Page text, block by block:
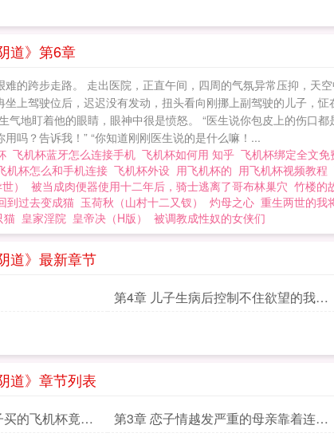
道》第6章
的跨步走路。 走出医院，正直午间，四周的气氛异常压抑，天
上驾驶位后，迟迟没有发动，扭头看向刚挪上副驾驶的儿子，
气地盯着他的眼睛，眼神中很是愤怒。 “医生说你包皮上的伤口
吗？告诉我！” “你知道刚刚医生说的是什么嘛！...
飞机杯蓝牙怎么连接手机 飞机杯如何用 知乎 飞机杯绑定全文
机杯怎么和手机连接 飞机杯外设 用飞机杯的 用飞机杯视频教程
） 被当成肉便器使用十二年后，骑士逃离了哥布林巢穴 竹楼的
到过去变成猫 玉荷秋（山村十二又钗） 灼母之心 重生两世的我
猫 皇家淫院 皇帝决（H版） 被调教成性奴的女侠们
道》最新章节
第4章 儿子生病后控制不住欲望的我趁
道》章节列表
的飞机杯竟然
第3章 恋子情越发严重的母亲靠着连接